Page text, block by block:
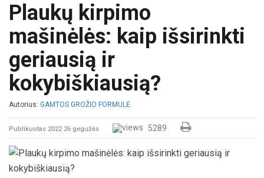
Plaukų kirpimo
mašinėlės: kaip išsirinkti
geriausią ir
kokybiškiausią?
Autorius: GAMTOS GROŽIO FORMULĖ
Publikuotas 2022 26 gegužės 5289